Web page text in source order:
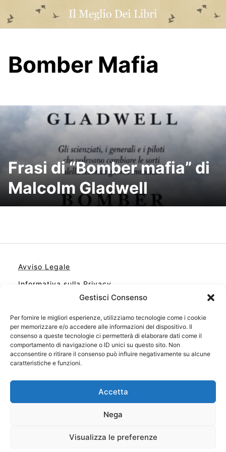
Gestisci Consenso
Per fornire le migliori esperienze, utilizziamo tecnologie come i cookie
per memorizzare e/o accedere alle informazioni del dispositivo. Il
consenso a queste tecnologie ci permetterà di elaborare dati come il
comportamento di navigazione o ID unici su questo sito. Non
acconsentire o ritirare il consenso può influire negativamente su alcune
caratteristiche e funzioni.
Accetta
Nega
Visualizza le preferenze
content
Bomber Mafia
Frasi di “Bomber mafia” di
Malcolm Gladwell
Avviso Legale
Informativa sulla Privacy
Contatto
Cookie Policy (UE)